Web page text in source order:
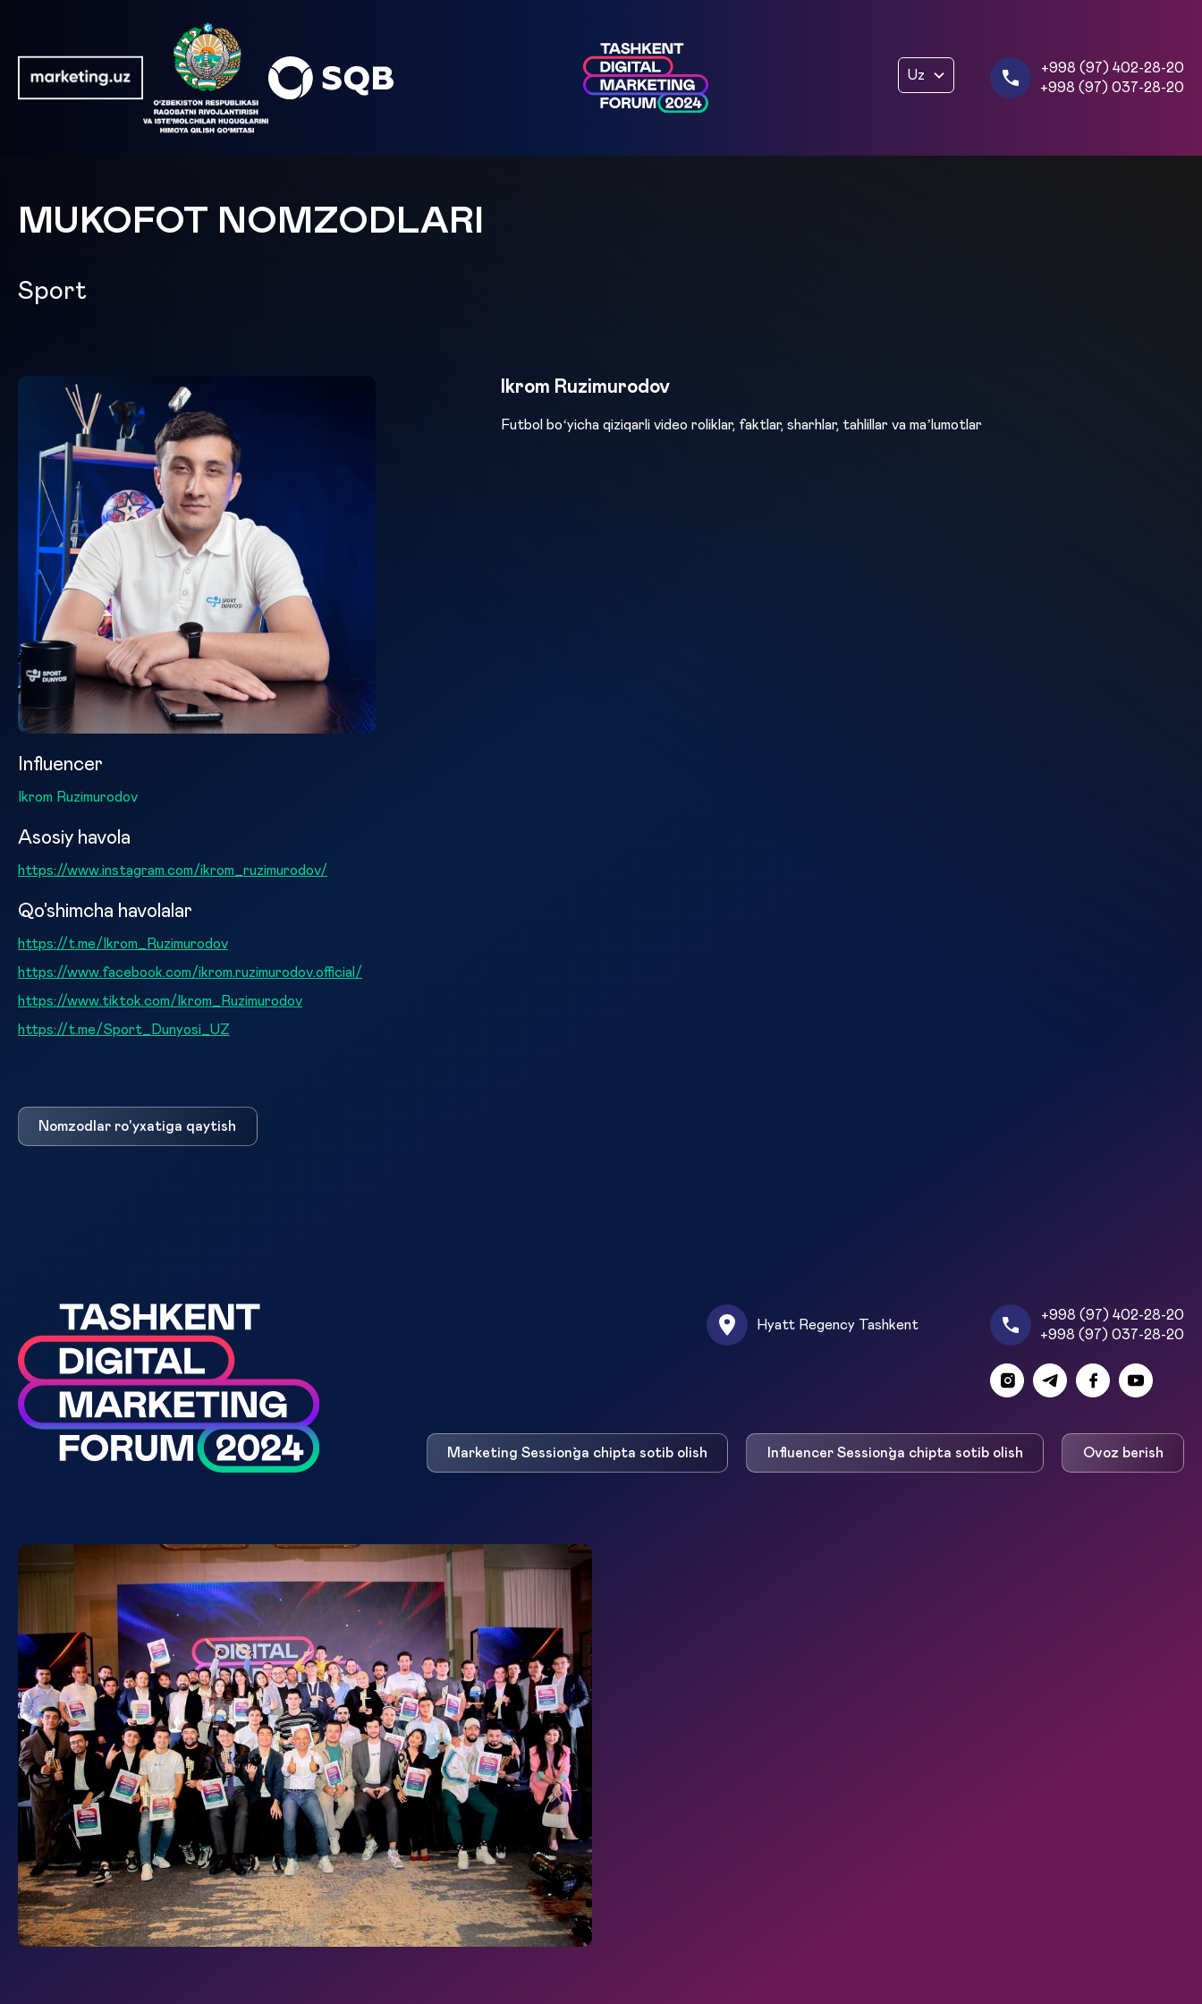
Uz
+998 (97) 402-28-20
+998 (97) 037-28-20
MUKOFOT NOMZODLARI
Sport
Influencer
Ikrom Ruzimurodov
Asosiy havola
https://www.instagram.com/ikrom_ruzimurodov/
Qo'shimcha havolalar
https://t.me/Ikrom_Ruzimurodov
https://www.facebook.com/ikrom.ruzimurodov.official/
https://www.tiktok.com/Ikrom_Ruzimurodov
https://t.me/Sport_Dunyosi_UZ
Ikrom Ruzimurodov
Futbol boʻyicha qiziqarli video roliklar, faktlar, sharhlar, tahlillar va maʼlumotlar
Nomzodlar ro'yxatiga qaytish
Hyatt Regency Tashkent
+998 (97) 402-28-20
+998 (97) 037-28-20
Marketing Session`ga chipta sotib olish Influencer Session`ga chipta sotib olish Ovoz berish